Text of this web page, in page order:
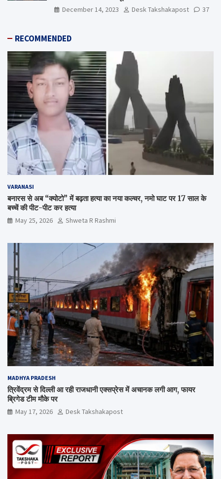
December 14, 2023 Desk Takshakapost 37
RECOMMENDED
VARANASI
बनारस से अब “क्योटो” में बढ़ता हत्या का नया कल्चर, नमो घाट पर 17 साल के
बच्चें की पीट-पीट कर हत्या
May 25, 2026 Shweta R Rashmi
MADHYA PRADESH
त्रिवेंद्रम से दिल्ली आ रही राजधानी एक्सप्रेस में अचानक लगी आग, फायर
ब्रिगेड टीम मौके पर
May 17, 2026 Desk Takshakapost